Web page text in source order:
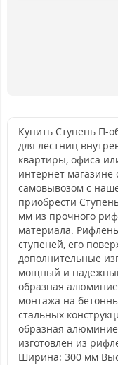
Купить Ступень П-
для лестниц
квартиры, офиса
интернет магазине
самовывозом с
приобрести
мм из прочного
материала.
ступеней, его
дополнительные
мощный и
образная
монтажа на
стальных
образная
изготовлен из
Ширина: 300 мм